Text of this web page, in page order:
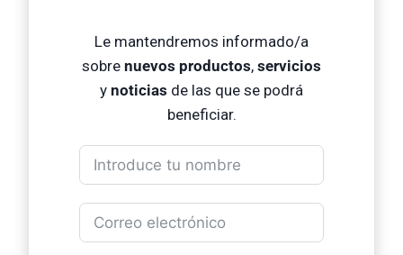
Le mantendremos informado/a
sobre nuevos productos, servicios
y noticias de las que se podrá
beneficiar.